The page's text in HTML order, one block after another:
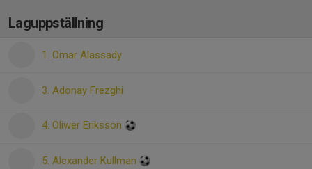
Laguppställning
1. Omar Alassady
3. Adonay Frezghi
4. Oliwer Eriksson
5. Alexander Kullman